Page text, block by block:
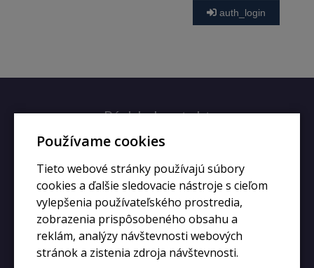
auth_login
Rýchly kontakt
info@kupiphone.cz
Používame cookies
Tieto webové stránky používajú súbory
cookies a ďalšie sledovacie nástroje s cieľom
vylepšenia používateľského prostredia,
zobrazenia prispôsobeného obsahu a
reklám, analýzy návštevnosti webových
stránok a zistenia zdroja návštevnosti.